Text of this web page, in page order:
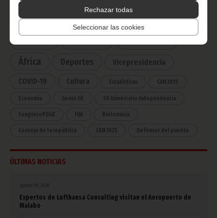
Rechazar todas
Seleccionar las cookies
CATEGORÍAS
África
Deportes Vicepresidencia
COVID-19 Cultura Estadísticas CAN 2015
Economía Gente GE 50 Aniversario Independencia
CongresoPDGE FIJA Bielorrusia
Consejo de la república CAN 2025 Defensor del pueblo
ÚLTIMAS NOTICIAS
agosto 09, 2026
Expertos de Lufthansa Consulting visitan el Aeropuerto de
Malabo